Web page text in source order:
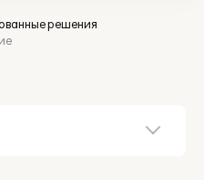
решения